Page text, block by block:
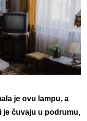
je ovu lampu, a
je čuvaju u podrumu,